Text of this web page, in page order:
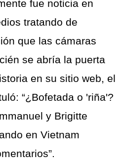
fue noticia en
tratando de
que las cámaras
se abría la puerta
en su sitio web, el
“¿Bofetada o 'riña'?
y Brigitte
en Vietnam